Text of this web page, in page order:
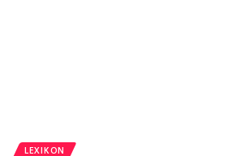
LEXIKON